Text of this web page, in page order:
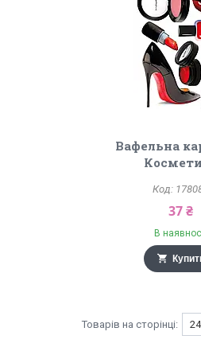
Вафельна
37 ₴
В